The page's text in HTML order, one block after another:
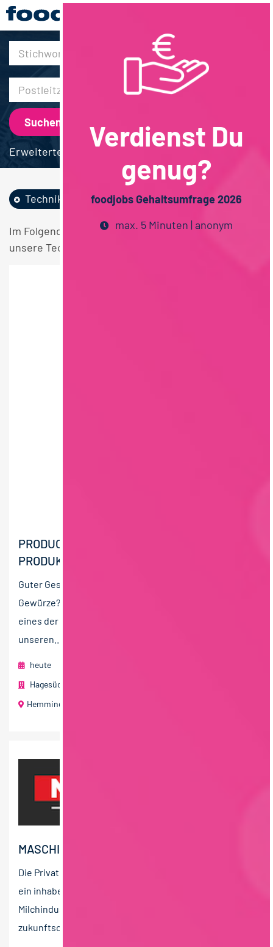
30km
Erweiterte Suche
Technik Berufsausbildung
Im Folgenden finden Sie einen Überblick über alle
unsere Technik Berufsausbildung Stellen.
PRODUCTION OPERATOR /
PRODUKTIONSMITARBEITER (M/W/X)
Guter Geschmack ist Ihre Leidenschaft und Sie lieben
Gewürze? Dann passen Sie perfekt zu uns! Wir sind
eines der führenden Gewürzwerke und sorgen mit
unseren...
heute
Hagesüd Interspice Gewürzwerke GmbH Member of Solina
Hemmingen bei Stuttgart
MASCHINENFÜHRER (M/W/D)
Die Privatmolkerei Naarmann GmbH ist seit 120 Jahre
ein inhabergeführtes Familienunternehmen in der
Milchindustrie, das partnerschaftlich und
zukunftsorientiert handelt,...
Verdienst Du
genug?
foodjobs Gehaltsumfrage 2026
max. 5 Minuten | anonym